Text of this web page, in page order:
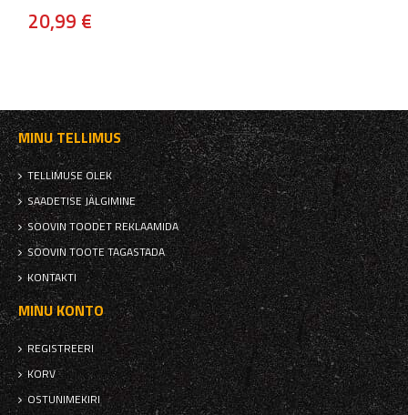
20,99 €
MINU TELLIMUS
TELLIMUSE OLEK
SAADETISE JÄLGIMINE
SOOVIN TOODET REKLAAMIDA
SOOVIN TOOTE TAGASTADA
KONTAKTI
MINU KONTO
REGISTREERI
KORV
OSTUNIMEKIRI